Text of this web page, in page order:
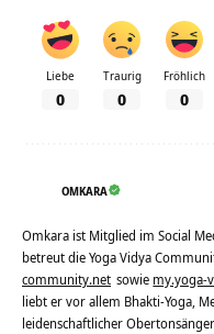
Liebe
0
Traurig
0
Fröhlich
0
OMKARA
Omkara ist Mitglied im Social
betreut die Yoga Vidya
community.net sowie my.yoga-
liebt er vor allem Bhakti-Yoga,
leidenschaftlicher